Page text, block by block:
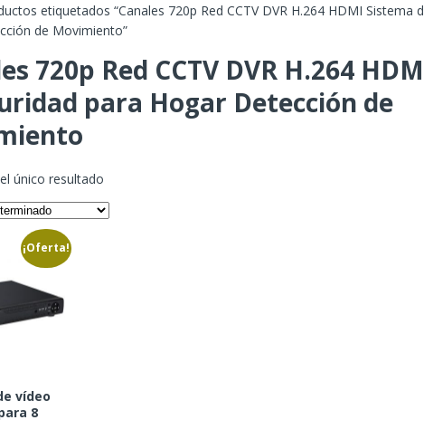
etiquetados “Canales 720p Red CCTV DVR H.264 HDMI Sistema
de Movimiento”
720p Red CCTV DVR H.264
para Hogar Detección de
único resultado
¡Oferta!
vídeo
8